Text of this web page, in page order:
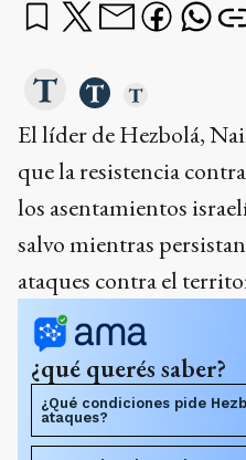
El líder de Hezbolá,
que la resistencia
los asentamientos
salvo mientras
ataques contra el
¿qué querés saber?
¿Qué condiciones pide
ataques?